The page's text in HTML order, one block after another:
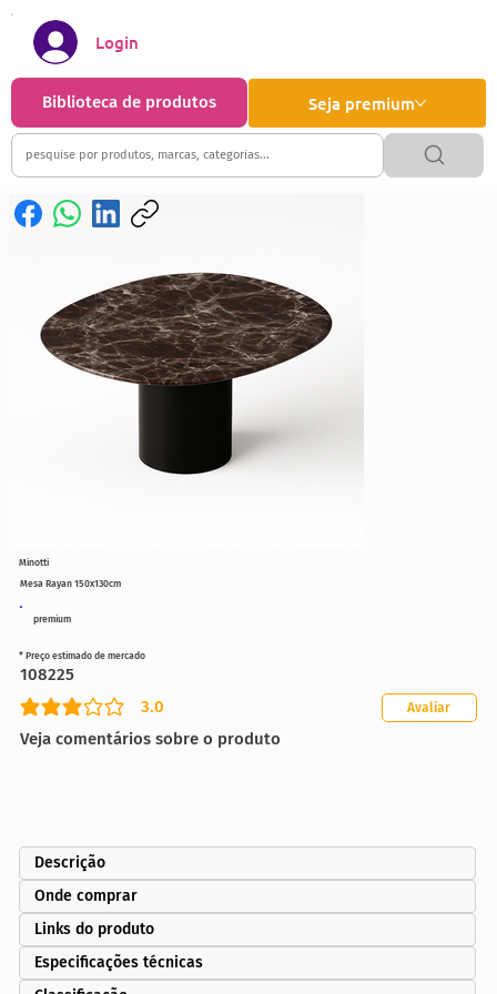
Seja premium
Biblioteca de produtos
Login
premium
Mesa Rayan 150x130cm
3.0
classificação média é 3 de 5
Veja comentários sobre o produto
Avaliar
* Preço estimado de mercado
108225
Minotti
Descrição
Onde comprar
Links do produto
Especificações técnicas